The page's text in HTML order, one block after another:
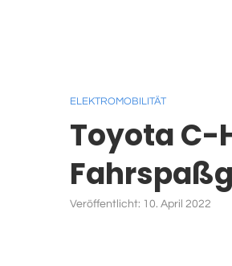
ELEKTROMOBILITÄT
Toyota C-
Veröffentlicht: 10. April 2022